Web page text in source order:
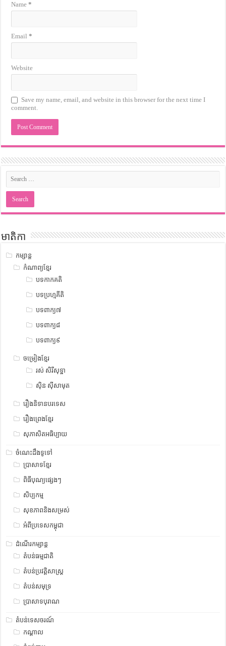
Name*
Email*
Website
Save my name, email, and website in this browser for the next time I
comment.
មាតិកា
កម្សាន្ត
កំណាព្យខ្មែរ
បទកាកគតិ
បទប្រហ្មគីតិ
បទពាក្យ៧
បទពាក្យ៨
បទពាក្យ៩
ចម្រៀងខ្មែរ
រស់ សិរីសុទ្ឋា
ស៊ិន ស៊ីសាមុត
រឿងនិទានបរទេស
រឿងព្រេងខ្មែរ
សុភាសិតអធិប្បាយ
ចំណេះដឹងទូទៅ
ប្រាសាទខ្មែរ
ពិធីបុណ្យផ្សេងៗ
សិប្បកម្ម
សុខភាពនិងសម្រស់
អំពីប្រទេសកម្ពុជា
ដំណើរកម្សាន្ត
តំបន់ធម្មជាតិ
តំបន់ប្រវត្តិសាស្រ្ត
តំបន់សមុទ្រ
ប្រាសាទបុរាណ
តំបន់ទេសចរណ៍
កណ្តាល